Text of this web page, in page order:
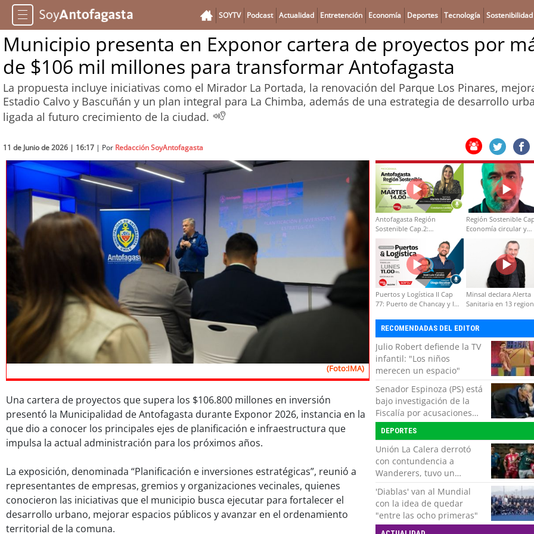
SOYTV Podcast Actualidad Entretención Economía Deportes Tecnología Sostenibilidad
Municipio presenta en Exponor cartera de proyectos por
de $106 mil millones para transformar Antofagasta
La propuesta incluye iniciativas como el Mirador La Portada, la renovación del Parque Los Pinares,
Estadio Calvo y Bascuñán y un plan integral para La Chimba, además de una estrategia de desarrollo
ligada al futuro crecimiento de la ciudad.
11 de Junio de 2026 | 16:17 | Por Redacción SoyAntofagasta
(Foto:IMA)
Una cartera de proyectos que supera los $106.800 millones en inversión
presentó la Municipalidad de Antofagasta durante Exponor 2026, instancia en la
que dio a conocer los principales ejes de planificación e infraestructura que
impulsa la actual administración para los próximos años.
La exposición, denominada “Planificación e inversiones estratégicas”, reunió a
representantes de empresas, gremios y organizaciones vecinales, quienes
conocieron las iniciativas que el municipio busca ejecutar para fortalecer el
desarrollo urbano, mejorar espacios públicos y avanzar en el ordenamiento
territorial de la comuna.
Antofagasta Región
Sostenible Cap.2:
Educación ambiental y
formación de capacidades
técnicas
Región Sostenible
Economía circular y
Puertos y Logística II Cap
77: Puerto de Chancay y la
Minsal declara Alerta
Sanitaria en 13
RECOMENDADAS DEL EDITOR
Julio Robert defiende la TV
infantil: "Los niños
merecen un espacio"
Senador Espinoza (PS) está
bajo investigación de la
Fiscalía por acusaciones
cruzadas de agresión con
su pareja
DEPORTES
Unión La Calera derrotó
con contundencia a
Wanderers, tuvo un
respiro y clasificó en Copa
Chile
'Diablas' van al Mundial
con la idea de quedar
"entre las ocho primeras"